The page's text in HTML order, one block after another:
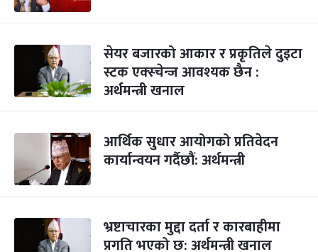
सेयर बजारको आकार र प्रकृतिले दुइटा
स्टक एक्स्चेन्ज आवश्यक छैन :
अर्थमन्त्री खनाल
आर्थिक सुधार आयोगको प्रतिवेदन
कार्यान्वयन गर्दैछौं: अर्थमन्त्री
भ्रष्टाचारका मुद्दा दर्ता र कारबाहीमा
प्रगति भएको छ: अर्थमन्त्री खनाल